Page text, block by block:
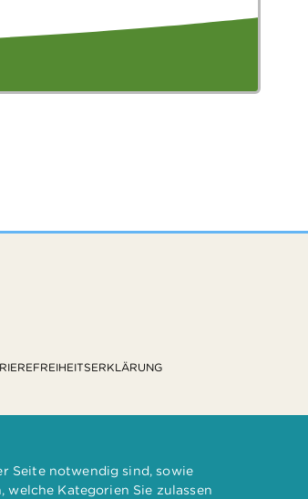
Seite notwendig sind, sowie
Kategorien Sie zulassen